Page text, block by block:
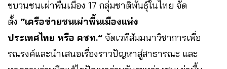
ขบวนชนเผ่าพื้นเมือง 17 กลุ่มชาติพันธุ์ในไทย จัด
ตั้ง “เครือข่ายชนเผ่าพื้นเมืองแห่ง
ประเทศไทย หรือ คชท.” จัดเวทีสัมมนาวิชาการเพื่อ
รณรงค์และนำเสนอเรื่องราวปัญหาสู่สาธารณะ และ